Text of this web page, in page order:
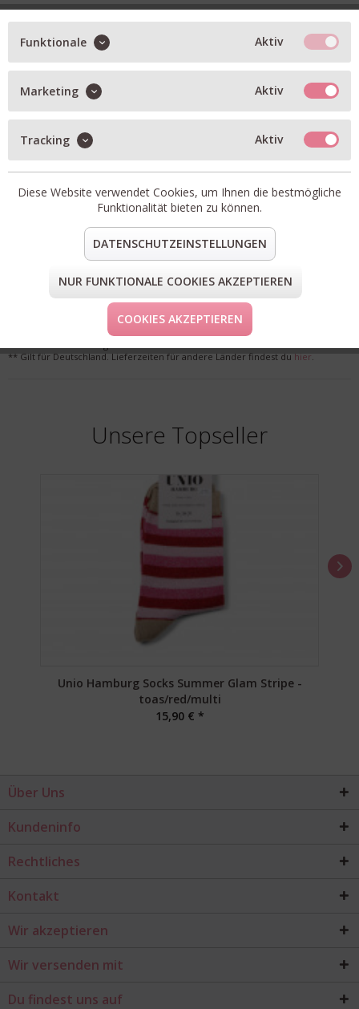
BESCHREIBUNG
superweiche Socken
Rautenmuster
Artikel-Nr.:
VENEZIA-4
Passform:
Material:
38% Wolle, 28% Viskose, 24% Polyamid, 8%
Kaschmir, 2% Elasthan
pin it mail
FORM & GRÖSSE
LIEFERUNG & KOSTENLOSE RETOURE
** Gilt für Deutschland. Lieferzeiten für andere Länder findest du hier.
Unsere Topseller
Unio Hamburg Socks Summer Glam Stripe -
toas/red/multi
15,90 € *
Über Uns
Kundeninfo
Rechtliches
Kontakt
Wir akzeptieren
Wir versenden mit
Du findest uns auf
Funktionale Aktiv
Marketing Aktiv
Tracking Aktiv
Diese Website verwendet Cookies, um Ihnen die bestmögliche
Funktionalität bieten zu können.
DATENSCHUTZEINSTELLUNGEN
NUR FUNKTIONALE COOKIES AKZEPTIEREN
COOKIES AKZEPTIEREN